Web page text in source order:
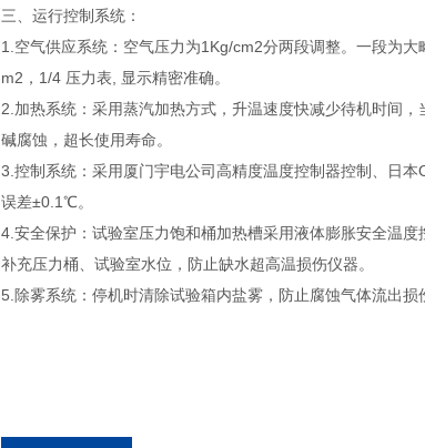
三、运行控制系统：
1.空气供应系统：空气压力为1Kg/cm2分两段调整。一段为
m2，1/4 压力表, 显示精密准确。
2.加热系统：采用蒸汽加热方式，升温速度快减少待机时间
碱腐蚀，超长使用寿命。
3.控制系统：采用厦门宇电公司高精度温度控制器控制、日
误差±0.1℃。
4.安全保护：试验室压力饱和桶加热槽采用液体膨胀安全温
补充压力桶、试验室水位，防止缺水超高温损伤仪器。
5.除雾系统：停机时清除试验箱内盐雾，防止腐蚀气体流出损